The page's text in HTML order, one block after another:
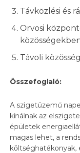
Távközlési és
Orvosi
Távoli
Összefoglaló:
A szigetüzemű
kínálnak az
épületek
magas lehet, a
költséghatékonyak,